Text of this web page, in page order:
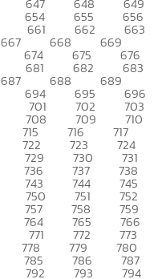
647 648 649
654 655 656
661 662 663
667 668 669
674 675 676
681 682 683
687 688 689
694 695 696
701 702 703
708 709 710
715 716 717
722 723 724
729 730 731
736 737 738
743 744 745
750 751 752
757 758 759
764 765 766
771 772 773
778 779 780
785 786 787
792 793 794